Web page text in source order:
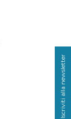
Iscriviti alla newsletter